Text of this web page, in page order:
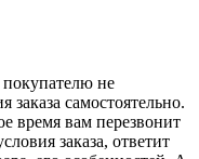
не
самостоятельно.
время вам перезвонит
заказа, ответит